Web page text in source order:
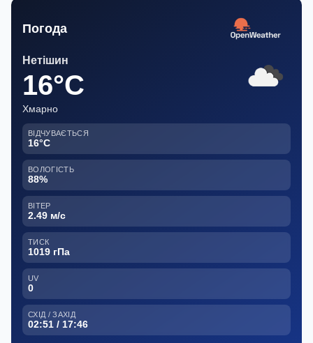
Погода
Нетішин
16°C
Хмарно
ВІДЧУВАЄТЬСЯ
16°C
ВОЛОГІСТЬ
88%
ВІТЕР
2.49 м/с
ТИСК
1019 гПа
UV
0
СХІД / ЗАХІД
02:51 / 17:46